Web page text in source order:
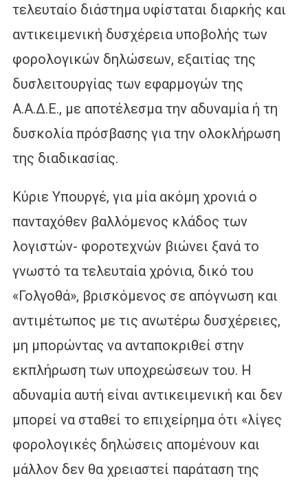
τελευταίο διάστημα υφίσταται διαρκής και
αντικειμενική δυσχέρεια υποβολής των
φορολογικών δηλώσεων, εξαιτίας της
δυσλειτουργίας των εφαρμογών της
Α.Α.Δ.Ε., με αποτέλεσμα την αδυναμία ή τη
δυσκολία πρόσβασης για την ολοκλήρωση
της διαδικασίας.
Κύριε Υπουργέ, για μία ακόμη χρονιά ο
πανταχόθεν βαλλόμενος κλάδος των
λογιστών- φοροτεχνών βιώνει ξανά το
γνωστό τα τελευταία χρόνια, δικό του
«Γολγοθά», βρισκόμενος σε απόγνωση και
αντιμέτωπος με τις ανωτέρω δυσχέρειες,
μη μπορώντας να ανταποκριθεί στην
εκπλήρωση των υποχρεώσεων του. Η
αδυναμία αυτή είναι αντικειμενική και δεν
μπορεί να σταθεί το επιχείρημα ότι «λίγες
φορολογικές δηλώσεις απομένουν και
μάλλον δεν θα χρειαστεί παράταση της